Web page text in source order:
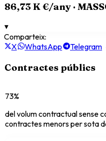
86,73 K €/any ·
▾
Comparteix:
X
WhatsApp Telegram
Contractes públics
73%
del volum contractual sense
contractes menors per sota